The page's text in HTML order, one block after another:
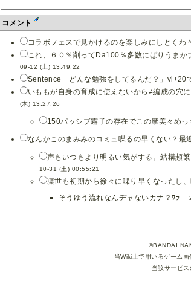
コメント
コラボフェスで見かけるのを楽しみにしとくわ
これ、６０％削ってDa100％多数にばりうま
09-12 (土) 13:49:22
Sentence「どんな勉強をしてるんだ？」vi+20
いももが自身の育成に使えないから≠編成の穴
(木) 13:27:26
150パッシブ霧子の存在でこの摩美々め
なんかこのまみみのコミュ喋るの早くない？最
声もいつもより明るい気がする。結構頻
10-31 (土) 00:55:21
凛世も初期から徐々に喋り早くなったし
そうゆう流れなんヂャないカナ？ﾜﾗ --
©BANDAI
当Wiki上で用いるゲーム
当該サービス